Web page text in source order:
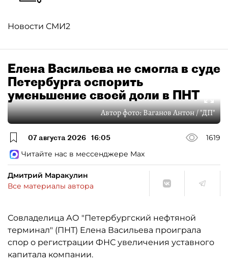
Новости СМИ2
Елена Васильева не смогла в суде
Петербурга оспорить
уменьшение своей доли в ПНТ
Автор фото:Ваганов Антон / "ДП"
07 августа 2026 16:05
1619
Читайте нас в мессенджере Max
Дмитрий Маракулин
Все материалы автора
Совладелица АО "Петербургский нефтяной
терминал" (ПНТ) Елена Васильева проиграла
спор о регистрации ФНС увеличения уставного
капитала компании.